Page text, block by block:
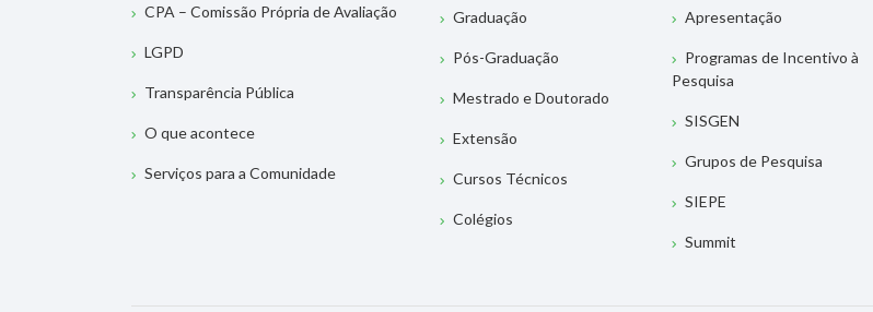
CPA – Comissão Própria de Avaliação
LGPD
Transparência Pública
O que acontece
Serviços para a Comunidade
Graduação
Pós-Graduação
Mestrado e Doutorado
Extensão
Cursos Técnicos
Colégios
Apresentação
Programas de Incentivo à
Pesquisa
SISGEN
Grupos de Pesquisa
SIEPE
Summit